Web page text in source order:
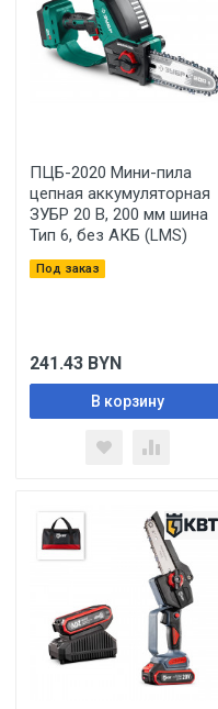
ПЦБ-2020 Мини-пила
цепная аккумуляторная
ЗУБР 20 В, 200 мм шина
Тип 6, без АКБ (LMS)
Под заказ
241.43 BYN
В корзину